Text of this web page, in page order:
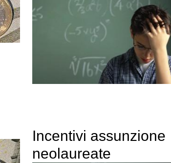
Incentivi assunzione
neolaureate